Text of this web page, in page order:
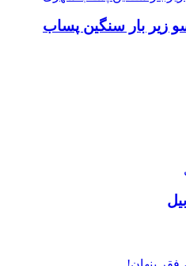
زیر بار سنگین پساب